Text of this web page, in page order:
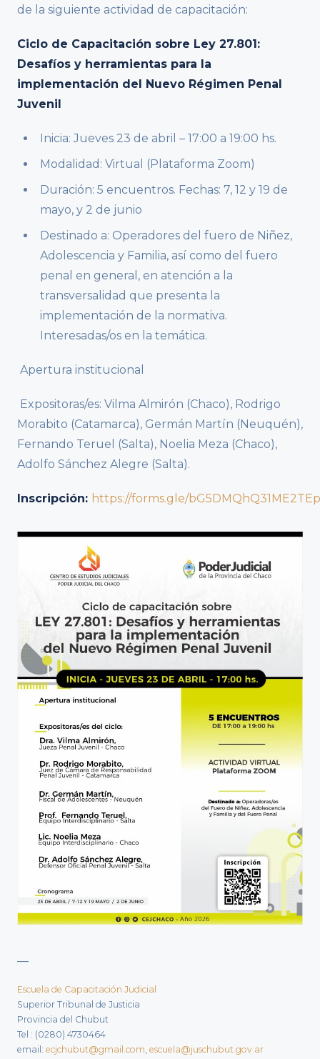
de la siguiente actividad de capacitación:
Ciclo de Capacitación sobre Ley 27.801:
Desafíos y herramientas para la
implementación del Nuevo Régimen Penal
Juvenil
Inicia: Jueves 23 de abril – 17:00 a 19:00 hs.
Modalidad: Virtual (Plataforma Zoom)
Duración: 5 encuentros. Fechas: 7, 12 y 19 de
mayo, y 2 de junio
Destinado a: Operadores del fuero de Niñez,
Adolescencia y Familia, así como del fuero
penal en general, en atención a la
transversalidad que presenta la
implementación de la normativa.
Interesadas/os en la temática.
Apertura institucional
Expositoras/es: Vilma Almirón (Chaco), Rodrigo
Morabito (Catamarca), Germán Martín (Neuquén),
Fernando Teruel (Salta), Noelia Meza (Chaco),
Adolfo Sánchez Alegre (Salta).
Inscripción: https://forms.gle/
Escuela de Capacitación Judicial
Superior Tribunal de Justicia
Provincia del Chubut
Tel : (0280) 4730464
email: ecjchubut@gmail.com, escuela@juschubut.gov.ar